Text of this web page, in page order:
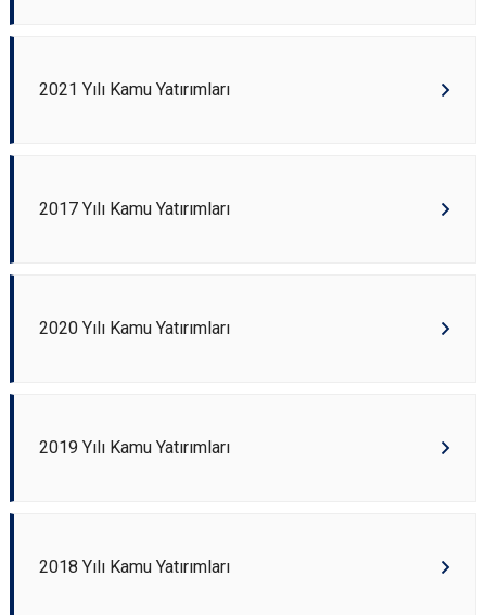
2021 Yılı Kamu Yatırımları
2017 Yılı Kamu Yatırımları
2020 Yılı Kamu Yatırımları
2019 Yılı Kamu Yatırımları
2018 Yılı Kamu Yatırımları